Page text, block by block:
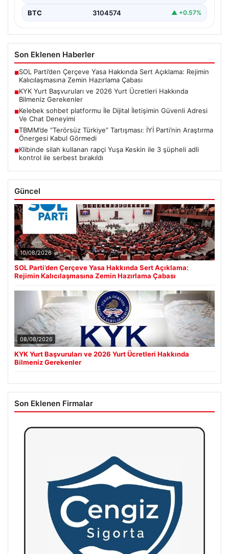
BTC 3104574 ▲ +0.57%
Son Eklenen Haberler
■SOL Parti’den Çerçeve Yasa Hakkında Sert Açıklama: Rejimin
Kalıcılaşmasına Zemin Hazırlama Çabası
■KYK Yurt Başvuruları ve 2026 Yurt Ücretleri Hakkında
Bilmeniz Gerekenler
■Kelebek sohbet platformu İle Dijital İletişimin Güvenli Adresi
Ve Chat Deneyimi
■TBMM’de “Terörsüz Türkiye” Tartışması: İYİ Parti’nin Araştırma
Önergesi Kabul Görmedi
■Klibinde silah kullanan rapçi Yuşa Keskin ile 3 şüpheli adli
kontrol ile serbest bırakıldı
Güncel
10/08/2026
SOL Parti’den Çerçeve Yasa Hakkında Sert Açıklama:
Rejimin Kalıcılaşmasına Zemin Hazırlama Çabası
08/08/2026
KYK Yurt Başvuruları ve 2026 Yurt Ücretleri Hakkında
Bilmeniz Gerekenler
Son Eklenen Firmalar